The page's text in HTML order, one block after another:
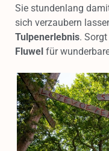
Sie stundenlang
sich verzaubern
Tulpenerlebnis.
Fluwel für